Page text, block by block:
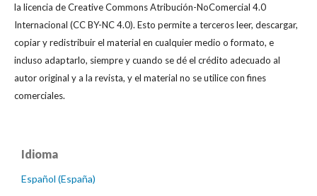
la licencia de Creative Commons Atribución-NoComercial 4.0
Internacional (CC BY-NC 4.0). Esto permite a terceros leer, descargar,
copiar y redistribuir el material en cualquier medio o formato, e
incluso adaptarlo, siempre y cuando se dé el crédito adecuado al
autor original y a la revista, y el material no se utilice con fines
comerciales.
Idioma
Español (España)